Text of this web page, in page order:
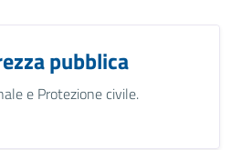
pubblica
e Protezione civile.